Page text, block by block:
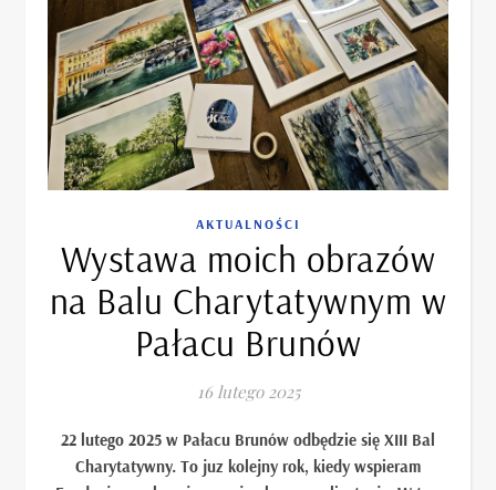
AKTUALNOŚCI
Wystawa moich obrazów
na Balu Charytatywnym w
Pałacu Brunów
16 lutego 2025
22 lutego 2025 w Pałacu Brunów odbędzie się XIII Bal
Charytatywny. To juz kolejny rok, kiedy wspieram